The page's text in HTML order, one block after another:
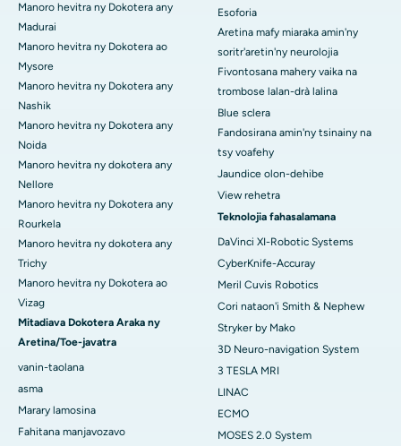
Manoro hevitra ny Dokotera any
Madurai
Manoro hevitra ny Dokotera ao
Mysore
Manoro hevitra ny Dokotera any
Nashik
Manoro hevitra ny Dokotera any
Noida
Manoro hevitra ny dokotera any
Nellore
Manoro hevitra ny Dokotera any
Rourkela
Manoro hevitra ny dokotera any
Trichy
Manoro hevitra ny Dokotera ao
Vizag
Mitadiava Dokotera Araka ny
Aretina/Toe-javatra
vanin-taolana
asma
Marary lamosina
Fahitana manjavozavo
Esoforia
Aretina mafy miaraka amin'ny
soritr'aretin'ny neurolojia
Fivontosana mahery vaika na
trombose lalan-drà lalina
Blue sclera
Fandosirana amin'ny tsinainy na
tsy voafehy
Jaundice olon-dehibe
View rehetra
Teknolojia fahasalamana
DaVinci XI-Robotic Systems
CyberKnife-Accuray
Meril Cuvis Robotics
Cori nataon'i Smith & Nephew
Stryker by Mako
3D Neuro-navigation System
3 TESLA MRI
LINAC
ECMO
MOSES 2.0 System